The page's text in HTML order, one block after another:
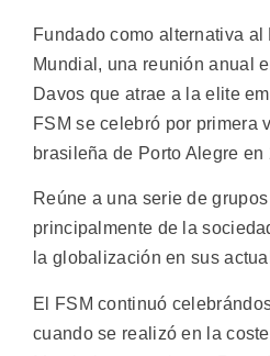
Fundado como alternativa al
Mundial, una reunión anual
Davos que atrae a la elite
FSM se celebró por primera
brasileña de Porto Alegre en
Reúne a una serie de
principalmente de la
la globalización en sus
El FSM continuó
cuando se realizó en la